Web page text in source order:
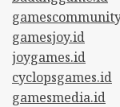
gamesjoy.id
joygames.id
cyclopsgames.id
gamesmedia.id